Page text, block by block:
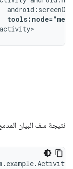
*"
نتيجة ملف البيان